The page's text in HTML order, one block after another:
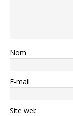
Nom
E-mail
Site web